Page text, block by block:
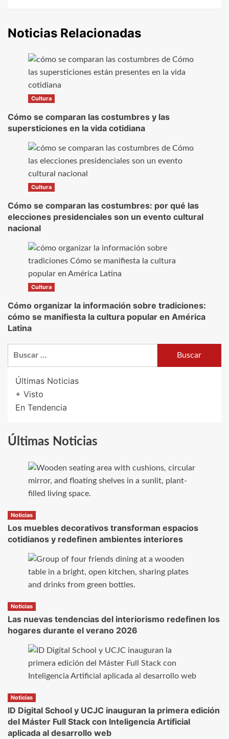
Noticias Relacionadas
Cultura
Cómo se comparan las costumbres y las
supersticiones en la vida cotidiana
Cultura
Cómo se comparan las costumbres: por qué las
elecciones presidenciales son un evento cultural
nacional
Cultura
Cómo organizar la información sobre tradiciones:
cómo se manifiesta la cultura popular en América
Latina
Últimas Noticias
+ Visto
En Tendencia
Últimas Noticias
Noticias
Los muebles decorativos transforman espacios
cotidianos y redefinen ambientes interiores
Noticias
Las nuevas tendencias del interiorismo redefinen los
hogares durante el verano 2026
Noticias
ID Digital School y UCJC inauguran la primera edición
del Máster Full Stack con Inteligencia Artificial
aplicada al desarrollo web